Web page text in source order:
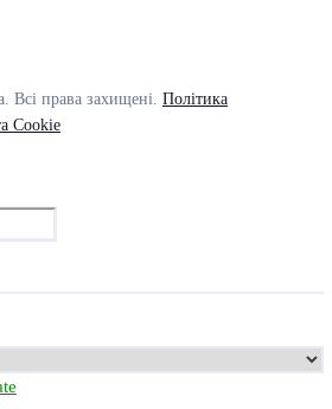
Всі права захищені. Політика
Cookie